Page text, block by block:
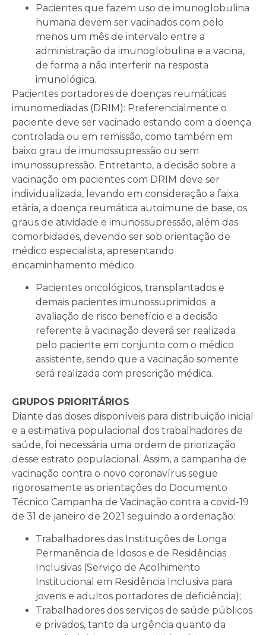
Pacientes que fazem uso de imunoglobulina
humana devem ser vacinados com pelo
menos um mês de intervalo entre a
administração da imunoglobulina e a vacina,
de forma a não interferir na resposta
imunológica.
Pacientes portadores de doenças reumáticas
imunomediadas (DRIM): Preferencialmente o
paciente deve ser vacinado estando com a doença
controlada ou em remissão, como também em
baixo grau de imunossupressão ou sem
imunossupressão. Entretanto, a decisão sobre a
vacinação em pacientes com DRIM deve ser
individualizada, levando em consideração a faixa
etária, a doença reumática autoimune de base, os
graus de atividade e imunossupressão, além das
comorbidades, devendo ser sob orientação de
médico especialista, apresentando
encaminhamento médico.
Pacientes oncológicos, transplantados e
demais pacientes imunossuprimidos: a
avaliação de risco benefício e a decisão
referente à vacinação deverá ser realizada
pelo paciente em conjunto com o médico
assistente, sendo que a vacinação somente
será realizada com prescrição médica.
GRUPOS PRIORITÁRIOS
Diante das doses disponíveis para distribuição inicial
e a estimativa populacional dos trabalhadores de
saúde, foi necessária uma ordem de priorização
desse estrato populacional. Assim, a campanha de
vacinação contra o novo coronavírus segue
rigorosamente as orientações do Documento
Técnico Campanha de Vacinação contra a covid-19
de 31 de janeiro de 2021 seguindo a ordenação:
Trabalhadores das Instituições de Longa
Permanência de Idosos e de Residências
Inclusivas (Serviço de Acolhimento
Institucional em Residência Inclusiva para
jovens e adultos portadores de deficiência);
Trabalhadores dos serviços de saúde públicos
e privados, tanto da urgência quanto da